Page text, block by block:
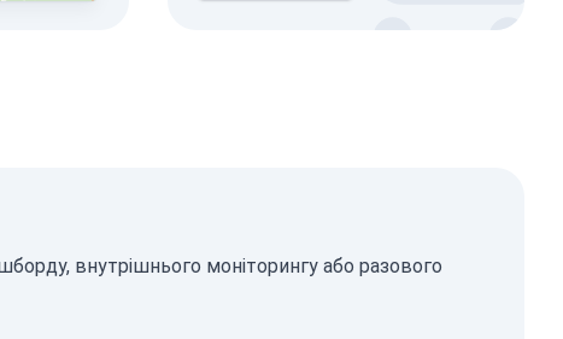
внутрішнього моніторингу або разового